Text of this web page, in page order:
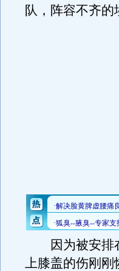
队，阵容不齐的
因为被安排在
上膝盖的伤刚刚